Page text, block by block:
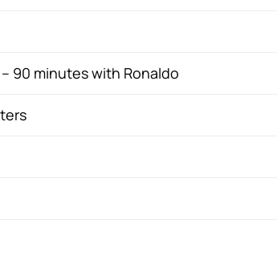
90 minutes with Ronaldo